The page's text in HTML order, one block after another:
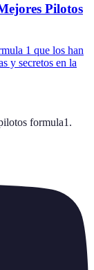
Pilotos
1 que los han
y secretos en la
formula1 .